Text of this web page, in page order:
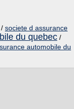
/ societe d assurance
du quebec /
automobile du